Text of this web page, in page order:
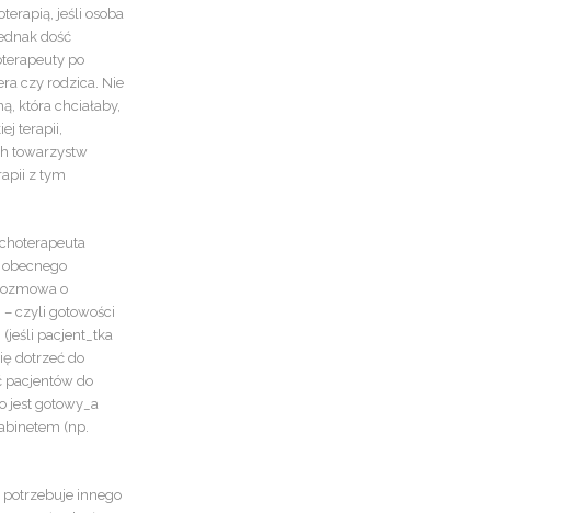
jeśli osoba
dość
po
czy rodzica. Nie
która chciałaby,
terapii,
towarzystw
z tym
o
czyli gotowości
pacjent_tka
dotrzeć do
pacjentów do
jest gotowy_a
(np.
potrzebuje innego